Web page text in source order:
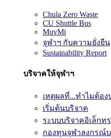
Chula Zero Waste
CU Shuttle Bus
MuvMi
จุฬาฯ กับความยั่งยืน
Sustainability Report
บริจาคให้จุฬาฯ
เหตุผลที่...ทำไมต้อ
เริ่มต้นบริจาค
ระบบบริจาคอิเล็กท
กองทุนจุฬาลงกรณ์